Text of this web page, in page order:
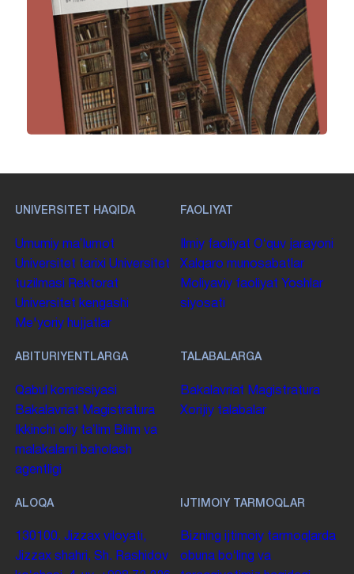
UNIVERSITET HAQIDA
Umumiy maʼlumot
Universitet tarixi Universitet
tuzilmasi Rektorat
Universitet kengashi
Me'yoriy hujjatlar
FAOLIYAT
Ilmiy faoliyat Oʻquv jarayoni
Xalqaro munosabatlar
Moliyaviy faoliyat Yoshlar
siyosati
ABITURIYENTLARGA
Qabul komissiyasi
Bakalavriat Magistratura
Ikkinchi oliy taʼlim Bilim va
malakalarni baholash
agentligi
TALABALARGA
Bakalavriat Magistratura
Xorijiy talabalar
ALOQA
130100. Jizzax viloyati,
Jizzax shahri, Sh. Rashidov
IJTIMOIY TARMOQLAR
Bizning ijtimoiy tarmoqlarda
obuna boʻling va